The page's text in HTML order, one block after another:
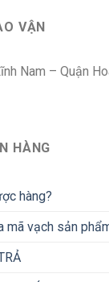
VẬN
Nam – Quận
HÀNG
hàng?
mã vạch sản